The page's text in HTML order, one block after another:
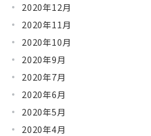
2020年12月
2020年11月
2020年10月
2020年9月
2020年7月
2020年6月
2020年5月
2020年4月